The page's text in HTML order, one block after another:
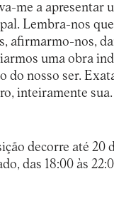
me a apresentar
Lembra-nos
afirmarmo-nos,
uma obra
do nosso ser.
inteiramente sua.
decorre até 20
das 18:00 às